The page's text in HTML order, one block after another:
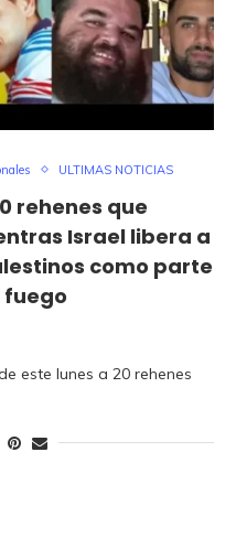
ULTIMAS NOTICIAS
rehenes que
Israel libera a
como parte
fuego
este lunes a 20 rehenes